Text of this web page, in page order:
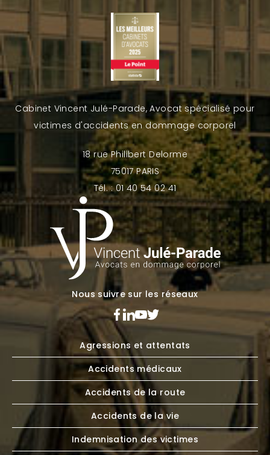
Cabinet Vincent Julé-Parade, Avocat spécialisé pour
victimes d'accidents en dommage corporel
18 rue Philibert Delorme
75017 PARIS
Tél. : 01 40 54 02 41
Nous suivre sur les réseaux
Agressions et attentats
Accidents médicaux
Accidents de la route
Accidents de la vie
Indemnisation des victimes